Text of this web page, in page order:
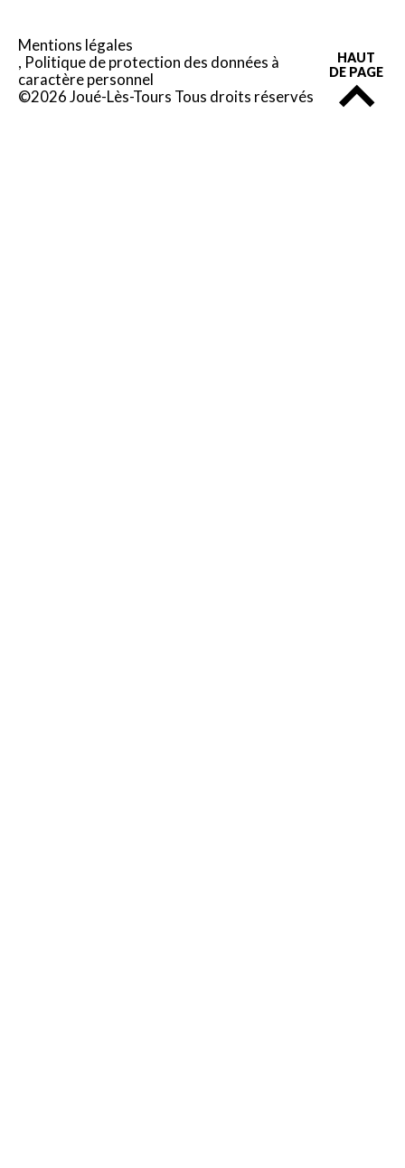
Mentions légales
Politique de protection des données à
caractère personnel
©2026 Joué-Lès-Tours Tous droits réservés
HAUT
DE PAGE